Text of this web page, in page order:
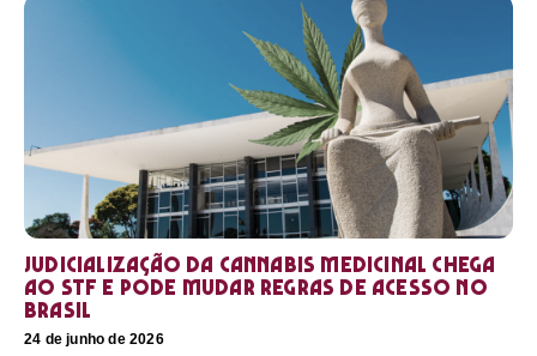
Judicialização da cannabis medicinal chega
ao STF e pode mudar regras de acesso no
Brasil
24 de junho de 2026